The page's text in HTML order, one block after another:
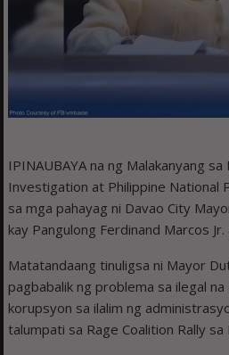
IPINAUBAYA na ng Malakanyang
Investigation at Philippine National
sa mga pahayag ni Davao City
kay Pangulong Ferdinand Marcos
Matatandaang tinuligsa ni Mayor
pagbabalik ng problema sa ilegal
korupsyon sa ilalim ng
talumpati sa Rage Coalition Rally sa